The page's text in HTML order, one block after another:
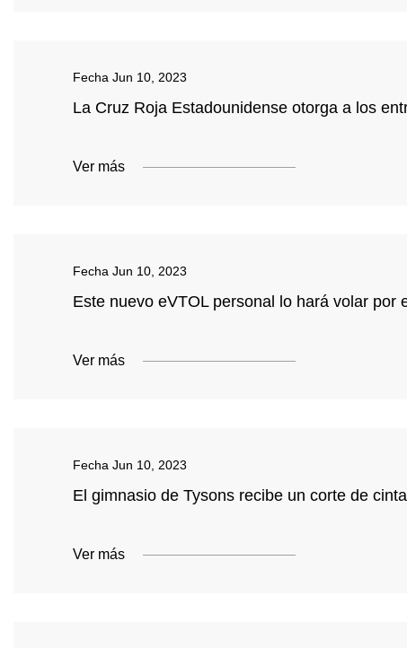
Fecha Jun 10, 2023
La Cruz Roja Estadounidense otorga a los
Ver más
Fecha Jun 10, 2023
Este nuevo eVTOL personal lo hará volar
Ver más
Fecha Jun 10, 2023
El gimnasio de Tysons recibe un corte de
Ver más